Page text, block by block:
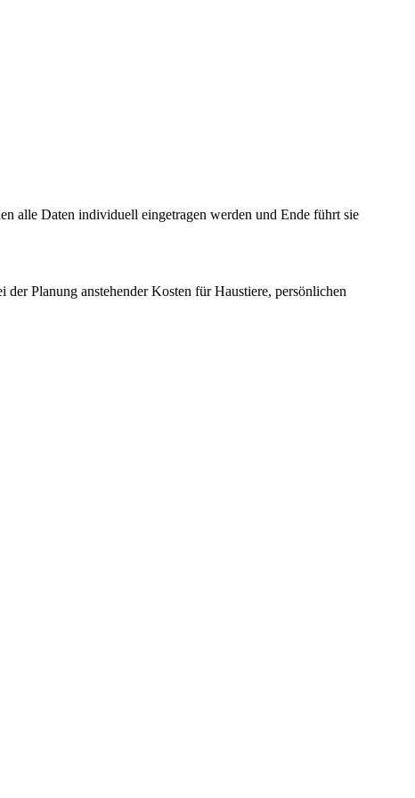
alle Daten individuell eingetragen werden und Ende führt sie
Planung anstehender Kosten für Haustiere, persönlichen